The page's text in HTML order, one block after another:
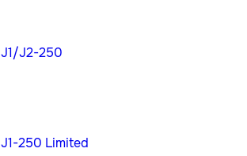
J1/J2-250
J1-250 Limited